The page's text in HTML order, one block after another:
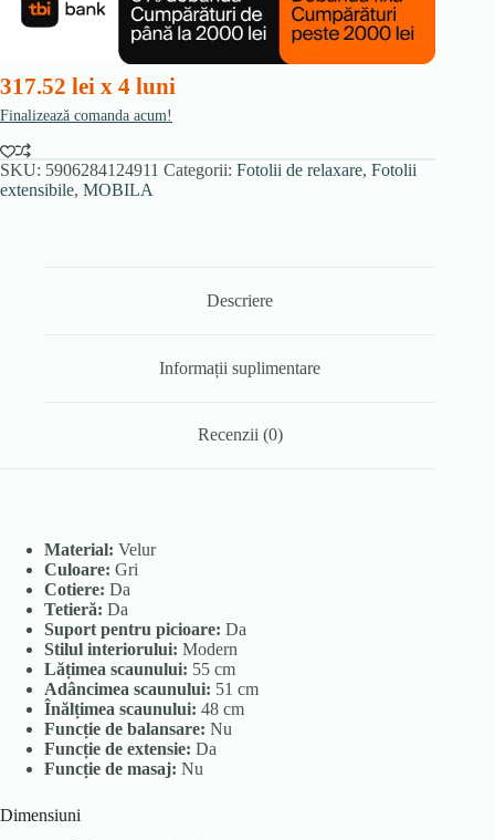
masaj
SEBASTIAN,
velur
317.52 lei x 4 luni
Finalizează comanda acum!
SKU: 5906284124911 Categorii: Fotolii de relaxare, Fotolii
extensibile, MOBILA
Descriere
Informații suplimentare
Recenzii (0)
Material: Velur
Culoare: Gri
Cotiere: Da
Tetieră: Da
Suport pentru picioare: Da
Stilul interiorului: Modern
Lățimea scaunului: 55 cm
Adâncimea scaunului: 51 cm
Înălțimea scaunului: 48 cm
Funcție de balansare: Nu
Funcție de extensie: Da
Funcție de masaj: Nu
Dimensiuni